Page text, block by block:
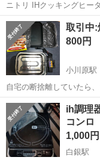
ニトリ IHクッキングヒー
青森 八戸市 本八
取引中:
800円
小川原駅
自宅の断捨離していたら
ゆっくりBBQなどの焼き物にいかがで
が、10年近くタンスの肥
などがあります。 神経質
青森 十和田市 小
ih調理
コンロ
1,000円
白銀駅